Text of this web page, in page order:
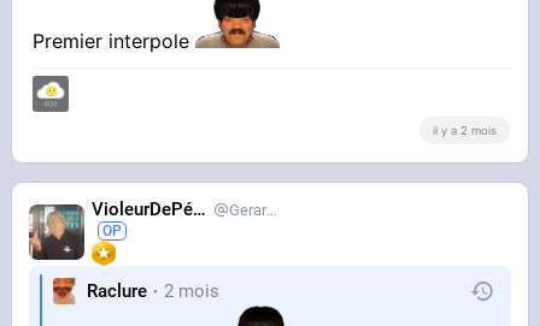
Premier interpole
il y a 2 mois
VioleurDePédo Gerardlevain
Raclure 2 mois